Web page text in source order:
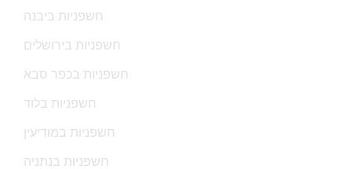
חשפניות ביבנה
חשפניות בירושלים
חשפניות בכפר סבא
חשפניות בלוד
חשפניות במודיעין
חשפניות בנתניה